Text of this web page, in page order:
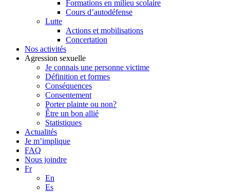
Formations en milieu scolaire
Cours d’autodéfense
Lutte
Actions et mobilisations
Concertation
Nos activités
Agression sexuelle
Je connais une personne victime
Définition et formes
Conséquences
Consentement
Porter plainte ou non?
Être un bon allié
Statistiques
Actualités
Je m’implique
FAQ
Nous joindre
Fr
En
Es